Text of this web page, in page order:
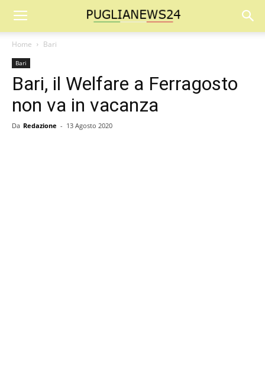
Home Bari
Bari
Bari, il Welfare a Ferragosto
non va in vacanza
Da Redazione - 13 Agosto 2020